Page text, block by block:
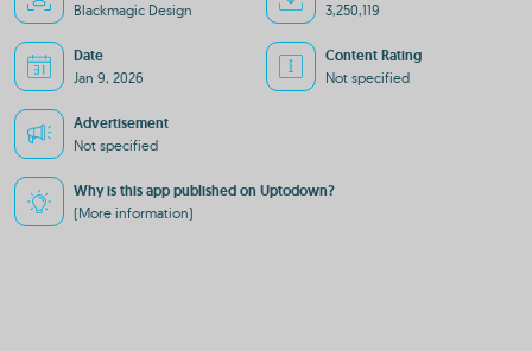
Blackmagic Design 3,250,119
Date
Jan 9, 2026
Content Rating
Not specified
Advertisement
Not specified
Why is this app published on Uptodown?
(More information)